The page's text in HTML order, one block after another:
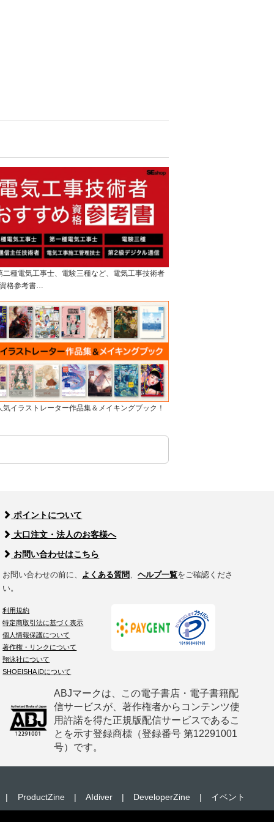
二種電気工事士、電験三種など、電気工事技術者
格参考書…
気イラストレーター作品集＆メイキングブック！
ポイントについて
大口注文・法人のお客様へ
お問い合わせはこちら
お問い合わせの前に、 よくある質問 、ヘルプ一覧をご確認くださ
い。
利用規約
特定商取引法に基づく表示
個人情報保護について
著作権・リンクについて
翔泳社について
SHOEISHA iDについて
ABJマークは、この電子書店・電子書籍配
信サービスが、著作権者からコンテンツ使
用許諾を得た正規版配信サービスであるこ
とを示す登録商標（登録番号 第12291001
号）です。
| ProductZine | AIdiver | DeveloperZine | イベント